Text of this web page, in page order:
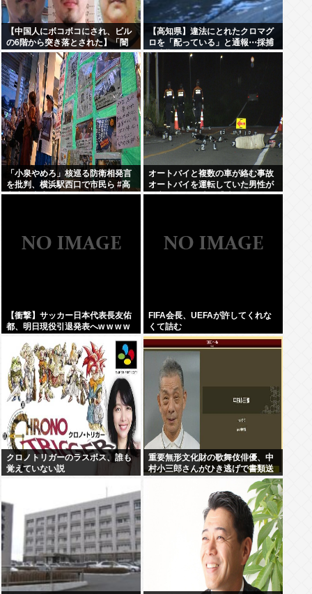
【中国人にボコボコにされ、ビル
の6階から突き落とされた】「闇
バイト」 トクリュウの使い捨てに
された悲惨すぎる実態 募集時の約
束は「月収300万円」も、組織に
入った瞬間、「お前たちはだまさ
れた」
【高知県】違法にとれたクロマグ
ロを「配っている」と通報⋯採捕
停止期間に約274kg漁獲、漁業者3
人を書類送検「網にかかり放流が
「小泉やめろ」核巡る防衛相発言
を批判、横浜駅西口で市民ら #高
市小泉麻生めちゃくちゃじゃんニ
オートバイと複数の車が絡む事故
オートバイを運転していた男性が
死亡 現場から車が逃走
【衝撃】サッカー日本代表長友佑
都、明日現役引退発表へw w w w
FIFA会長、UEFAが許してくれな
くて詰む
クロノトリガーのラスボス、誰も
覚えていない説
重要無形文化財の歌舞伎俳優、中
村小三郎さんがひき逃げで書類送